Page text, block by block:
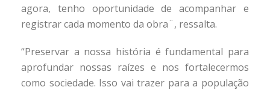
agora, tenho oportunidade de acompanhar e
registrar cada momento da obra¨, ressalta.
“Preservar a nossa história é fundamental para
aprofundar nossas raízes e nos fortalecermos
como sociedade. Isso vai trazer para a população